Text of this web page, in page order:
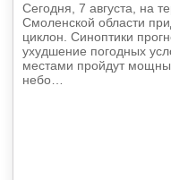
Сегодня, 7 августа, на
Смоленской области
циклон. Синоптики
ухудшение погодных
местами пройдут
небо…